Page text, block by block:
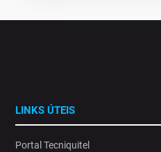
LINKS ÚTEIS
Portal Tecniquitel